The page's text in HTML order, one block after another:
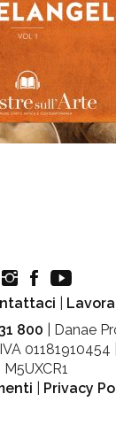
800 | Danae
01181910454
M5UXCR1
Privacy